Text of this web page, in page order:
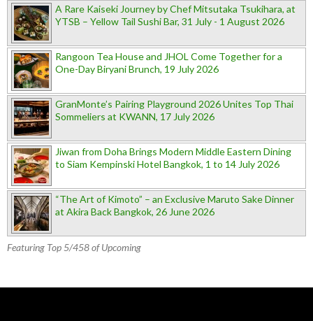
A Rare Kaiseki Journey by Chef Mitsutaka Tsukihara, at
YTSB – Yellow Tail Sushi Bar, 31 July - 1 August 2026
Rangoon Tea House and JHOL Come Together for a
One-Day Biryani Brunch, 19 July 2026
GranMonte’s Pairing Playground 2026 Unites Top Thai
Sommeliers at KWANN, 17 July 2026
Jiwan from Doha Brings Modern Middle Eastern Dining
to Siam Kempinski Hotel Bangkok, 1 to 14 July 2026
“The Art of Kimoto” – an Exclusive Maruto Sake Dinner
at Akira Back Bangkok, 26 June 2026
Featuring Top 5/458 of Upcoming